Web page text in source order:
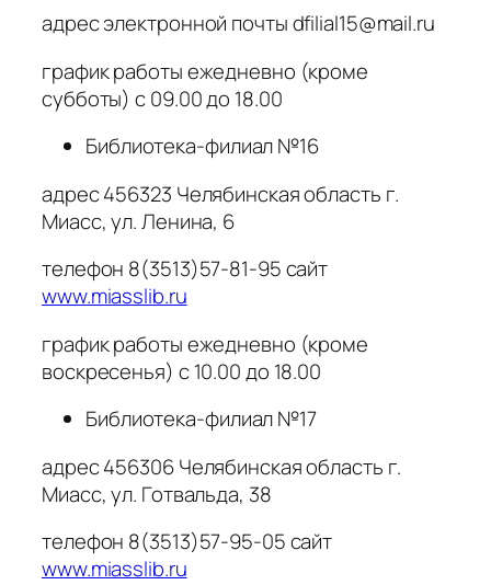
адрес электронной почты dfilial15@mail.ru
график работы ежедневно (кроме
субботы) с 09.00 до 18.00
Библиотека-филиал №16
адрес 456323 Челябинская область г.
Миасс, ул. Ленина, 6
телефон 8(3513)57-81-95 сайт
www.miasslib.ru
график работы ежедневно (кроме
воскресенья) с 10.00 до 18.00
Библиотека-филиал №17
адрес 456306 Челябинская область г.
Миасс, ул. Готвальда, 38
телефон 8(3513)57-95-05 сайт
www.miasslib.ru